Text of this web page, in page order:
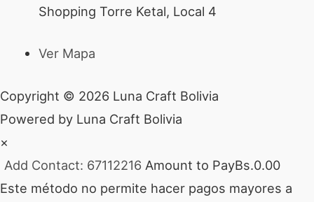
Shopping Torre Ketal, Local 4
Ver Mapa
Copyright © 2026 Luna Craft Bolivia
Powered by Luna Craft Bolivia
×
Add Contact: 67112216 Amount to PayBs.0.00
Este método no permite hacer pagos mayores a